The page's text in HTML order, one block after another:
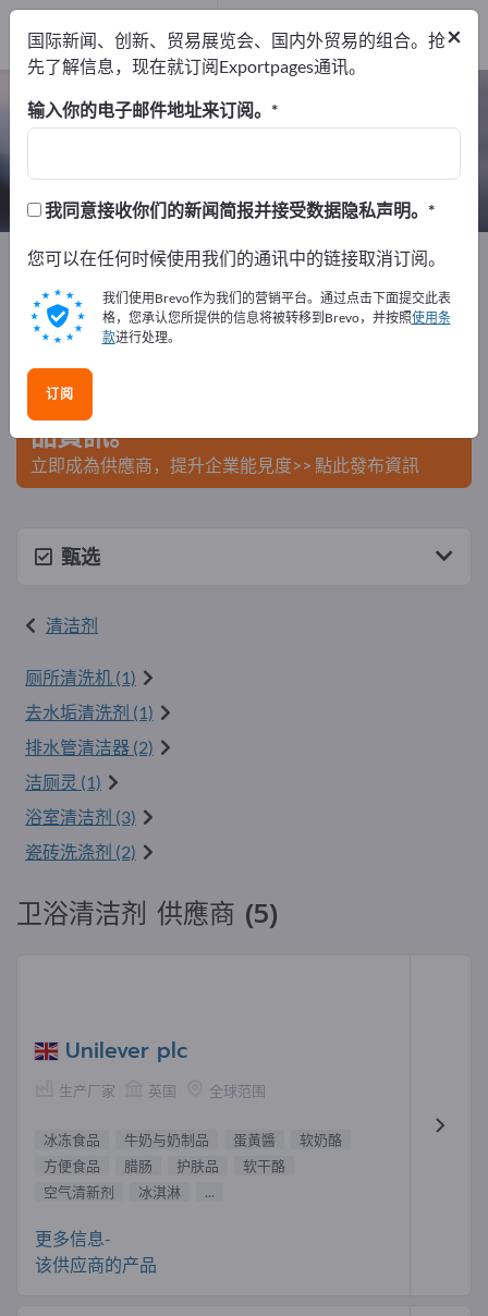
卫浴清洁剂 – 查找制造商和供应商
5 5
出口商5
制造商5
Exportpages 化学和制药 清洁剂 卫浴清洁剂
在Exportpages免費刊登廣告！
在Exportpages上發布您的公司與產
品資訊。
立即成為供應商，提升企業能見度>> 點此發布資訊
甄选
清洁剂
厕所清洗机 (1)
去水垢清洗剂 (1)
排水管清洁器 (2)
洁厕灵 (1)
浴室清洁剂 (3)
瓷砖洗涤剂 (2)
卫浴清洁剂 供應商 (5)
Unilever plc
生产厂家 英国 全球范围
冰冻食品 牛奶与奶制品 蛋黃醬
软奶酪
方便食品
腊肠 护肤品
软干酪
空气清新剂
冰淇淋 ...
更多信息-
该供应商的产品
×
国际新闻、创新、贸易展览会、国内外贸易的组合。抢
先了解信息，现在就订阅Exportpages通讯。
输入你的电子邮件地址来订阅。
我同意接收你们的新闻简报并接受数据隐私声明。
您可以在任何时候使用我们的通讯中的链接取消订阅。
我们使用Brevo作为我们的营销平台。通过点击下面提交此表
格，您承认您所提供的信息将被转移到Brevo，并按照使用条
款进行处理。
订阅